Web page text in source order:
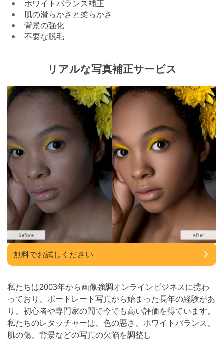
ホワイトバランス補正
肌の滑らかさと柔らかさ
背景の強化
不要な脱毛
リアルな写真補正サービス
無料でお試しください
私たちは2003年から画像強調オンラインビジネスに携わ
っており、ポートレート写真から始まった長年の経験があ
り、初心者や専門家の間で今でも高い評価を得ています。
私たちのレタッチャーは、色の悪さ、ホワイトバランス、
肌の傷、背景などの写真の欠陥を調整し